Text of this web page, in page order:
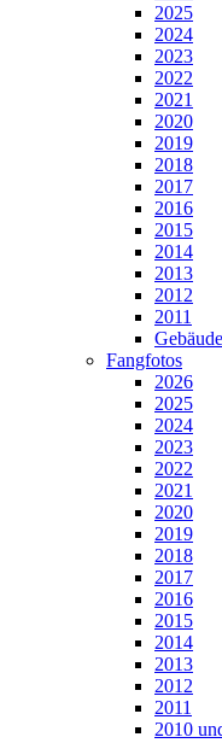
2025
2024
2023
2022
2021
2020
2019
2018
2017
2016
2015
2014
2013
2012
2011
Fangfotos
2026
2025
2024
2023
2022
2021
2020
2019
2018
2017
2016
2015
2014
2013
2012
2011
2010